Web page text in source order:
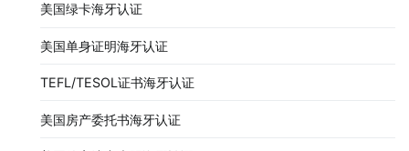
美国绿卡海牙认证
美国单身证明海牙认证
TEFL/TESOL证书海牙认证
美国房产委托书海牙认证